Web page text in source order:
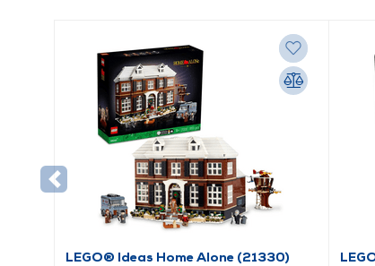
LEGO® Ideas Home Alone (21330)